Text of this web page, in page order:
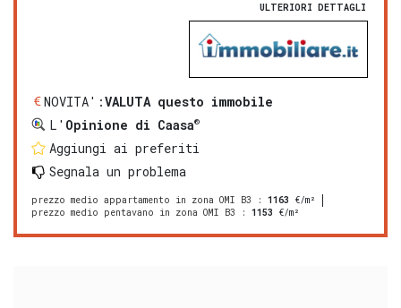
ULTERIORI DETTAGLI
NOVITA':VALUTA questo immobile
L' Opinione di Caasa®
Aggiungi ai preferiti
Segnala un problema
prezzo medio appartamento in zona OMI B3 : 1163 €/m²
prezzo medio pentavano in zona OMI B3 : 1153 €/m²